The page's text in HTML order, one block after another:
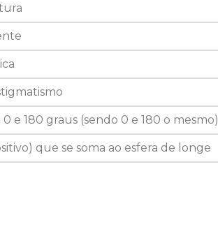
e 180 graus (sendo 0 e 180 o mesmo)
que se soma ao esfera de longe